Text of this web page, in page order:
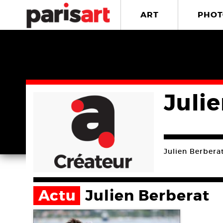
ART
Julien
Actu Julien Berberat